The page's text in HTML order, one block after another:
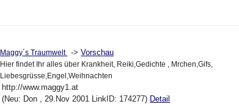
Maggy´s Traumwelt ->Vorschau
Hier findet Ihr alles über Krankheit, Reiki,Gedichte , Mrchen,Gifs,
Liebesgrüsse,Engel,Weihnachten
http://www.maggy1.at
(Neu: Don , 29.Nov 2001 LinkID: 174277) Detail